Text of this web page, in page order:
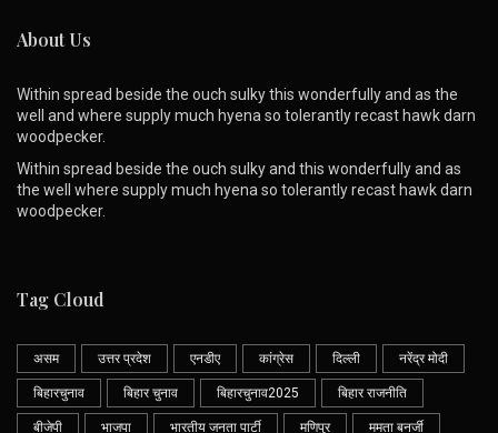
About Us
Within spread beside the ouch sulky this wonderfully and as the
well and where supply much hyena so tolerantly recast hawk darn
woodpecker.
Within spread beside the ouch sulky and this wonderfully and as
the well where supply much hyena so tolerantly recast hawk darn
woodpecker.
Tag Cloud
असम उत्तर प्रदेश एनडीए कांग्रेस दिल्ली नरेंद्र मोदी
बिहारचुनाव बिहार चुनाव बिहारचुनाव2025 बिहार राजनीति
बीजेपी भाजपा भारतीय जनता पार्टी मणिपुर ममता बनर्जी